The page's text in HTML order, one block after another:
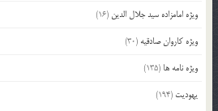
ویژه امامزاده سید جلال الدین (16)
ویژه کاروان صادقیه (30)
ویژه نامه ها (135)
یهودیت (194)